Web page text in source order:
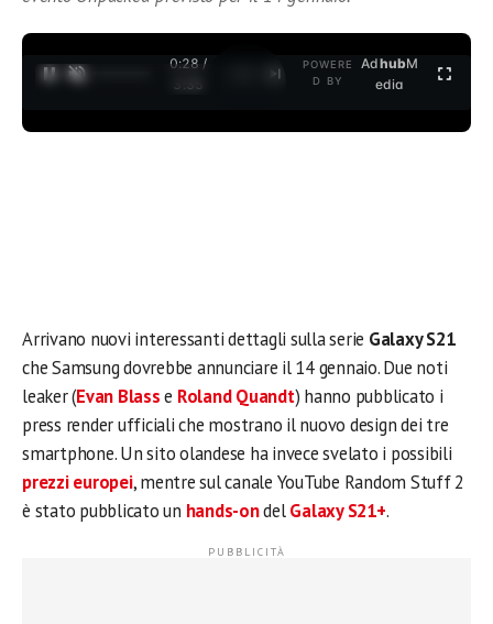
0:28 /
3:35
POWERE
D BY
AdhubM
edia
Arrivano nuovi interessanti dettagli sulla serie Galaxy S21
che Samsung dovrebbe annunciare il 14 gennaio. Due noti
leaker (Evan Blasse Roland Quandt) hanno pubblicato i
press render ufficiali che mostrano il nuovo design dei tre
smartphone. Un sito olandese ha invece svelato i possibili
prezzi europei, mentre sul canale YouTube Random Stuff 2
è stato pubblicato un hands-ondelGalaxy S21+.